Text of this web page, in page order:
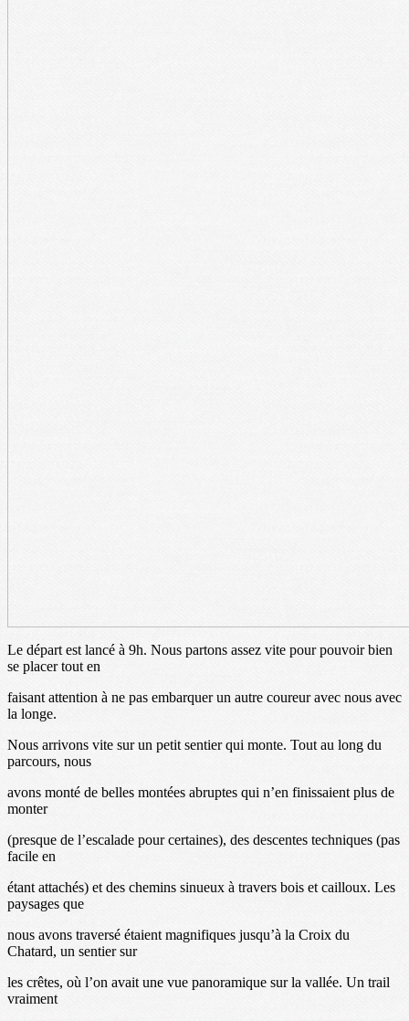
Le départ est lancé à 9h. Nous partons assez vite pour pouvoir bien
se placer tout en
faisant attention à ne pas embarquer un autre coureur avec nous avec
la longe.
Nous arrivons vite sur un petit sentier qui monte. Tout au long du
parcours, nous
avons monté de belles montées abruptes qui n’en finissaient plus de
monter
(presque de l’escalade pour certaines), des descentes techniques (pas
facile en
étant attachés) et des chemins sinueux à travers bois et cailloux. Les
paysages que
nous avons traversé étaient magnifiques jusqu’à la Croix du
Chatard, un sentier sur
les crêtes, où l’on avait une vue panoramique sur la vallée. Un trail
vraiment